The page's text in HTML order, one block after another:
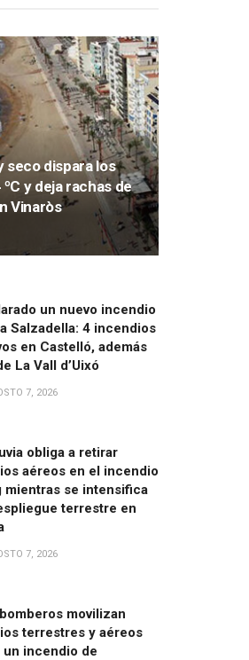
seco dispara los
y deja rachas de
Vinaròs
un nuevo incendio
Salzadella: 4 incendios
en Castelló, además
La Vall d’Uixó
7, 2026
obliga a retirar
aéreos en el incendio
mientras se intensifica
terrestre en
7, 2026
movilizan
terrestres y aéreos
un incendio de